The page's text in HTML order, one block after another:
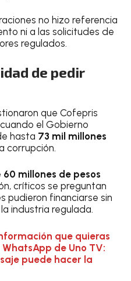
no hizo referencia
ni a las solicitudes de
regulados.
de pedir
que Cofepris
el Gobierno
hasta 73 mil millones
corrupción.
60 millones de pesos
críticos se preguntan
pudieron financiarse sin
industria regulada.
que quieras
de Uno TV:
puede hacer la